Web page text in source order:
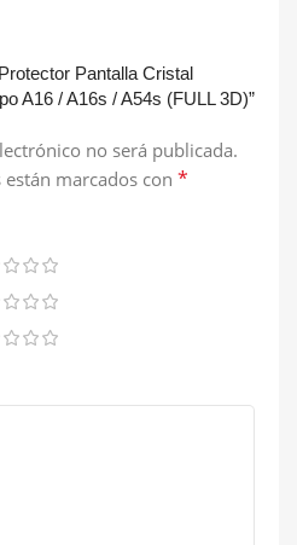
Pantalla Cristal
A16 / A16s / A54s (FULL 3D)”
no será publicada.
marcados con *